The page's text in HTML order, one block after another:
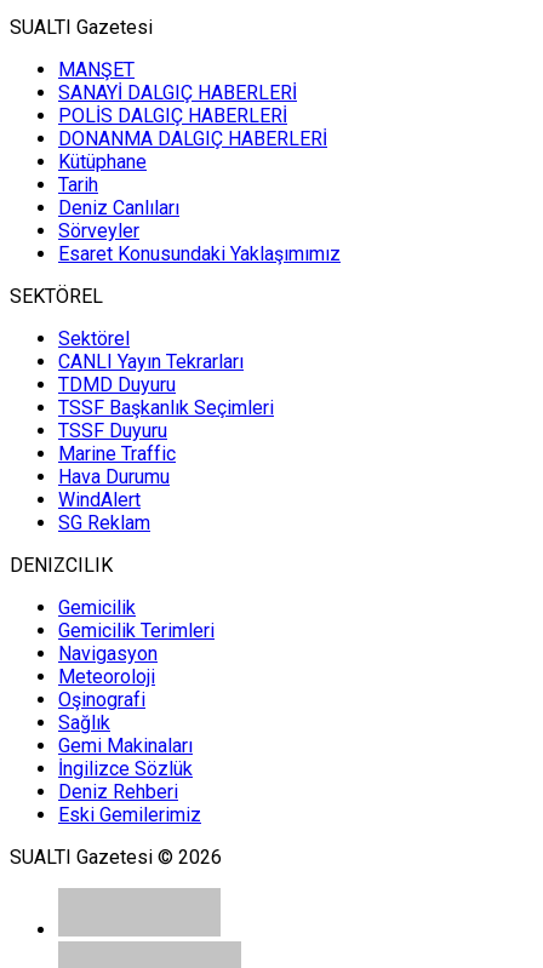
SUALTI Gazetesi
MANŞET
SANAYİ DALGIÇ HABERLERİ
POLİS DALGIÇ HABERLERİ
DONANMA DALGIÇ HABERLERİ
Kütüphane
Tarih
Deniz Canlıları
Sörveyler
Esaret Konusundaki Yaklaşımımız
SEKTÖREL
Sektörel
CANLI Yayın Tekrarları
TDMD Duyuru
TSSF Başkanlık Seçimleri
TSSF Duyuru
Marine Traffic
Hava Durumu
WindAlert
SG Reklam
DENIZCILIK
Gemicilik
Gemicilik Terimleri
Navigasyon
Meteoroloji
Oşinografi
Sağlık
Gemi Makinaları
İngilizce Sözlük
Deniz Rehberi
Eski Gemilerimiz
SUALTI Gazetesi © 2026